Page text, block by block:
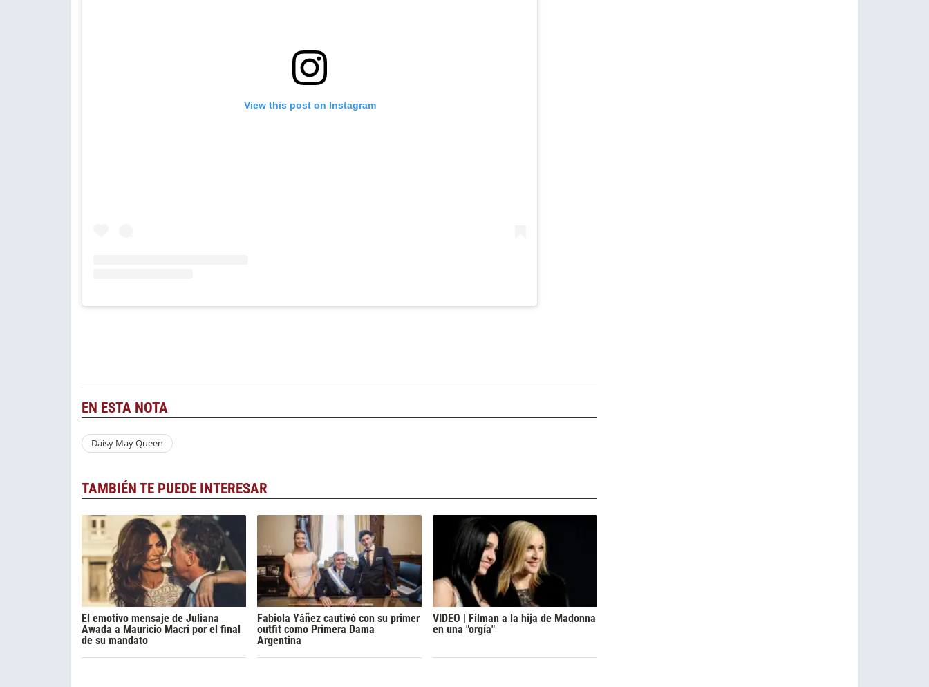
View this post on Instagram
EN ESTA NOTA
Daisy May Queen
TAMBIÉN TE PUEDE INTERESAR
El emotivo mensaje de Juliana
Awada a Mauricio Macri por el final
de su mandato
Fabiola Yáñez cautivó con su primer
outfit como Primera Dama
Argentina
VIDEO | Filman a la hija de Madonna
en una "orgía"